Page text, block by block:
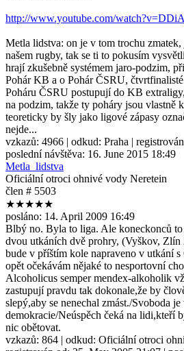
http://www.youtube.com/
Metla lidstva: on je v tom trochu
našem rugby, tak se ti to pokusím
hrají zkušebně systémem jaro-podzim,
Pohár KB a o Pohár ČSRU,
Poháru ČSRU postupují do KB
na podzim, takže ty poháry jsou vlastně
teoreticky by šly jako ligové zápasy
nejde...
vzkazů: 4966 | odkud: Praha |
poslední návštěva: 16. June 2015 18:49
Metla_lidstva
Oficiální otroci ohnivé vody Neretein
člen # 5503
★★★★★
posláno: 14. April 2009 16:49
Blbý no. Byla to liga. Ale koneckonců
dvou utkáních dvě prohry, (Vyškov, Zlín
bude v příštím kole napraveno v utkání
opět očekávám nějaké to nesportovní
Alcoholicus semper mendex-alkoholik
zastupují pravdu tak dokonale,že by
slepý,aby se nenechal zmást./Svoboda
demokracie/Neúspěch čeká na lidi,kteří
nic obětovat.
vzkazů: 864 | odkud: Oficiální otroci